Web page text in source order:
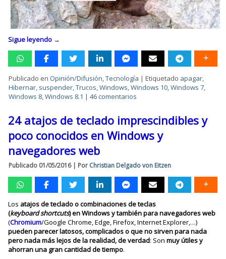
Sigue leyendo →
Publicado en Opinión/Difusión,Tecnología |Etiquetado apagar,
Hibernar, suspender,Trucos,Windows,Windows 10,Windows 7,
Windows 8,Windows 8.1 |46 comentarios
24 atajos de teclado imprescindibles y
poco conocidos en Windows y
navegadores web
Publicado 01/05/2016| Por Christian Delgado von Eitzen
Los atajos de teclado o combinaciones de teclas
(keyboardshortcuts) en Windows y también para navegadores web
(Chromium/Google Chrome, Edge, Firefox, Internet Explorer,…)
pueden parecer latosos, complicados o que no sirven para nada
pero nada más lejos de la realidad, de verdad: Sonmuy útiles y
ahorran una gran cantidad de tiempo.